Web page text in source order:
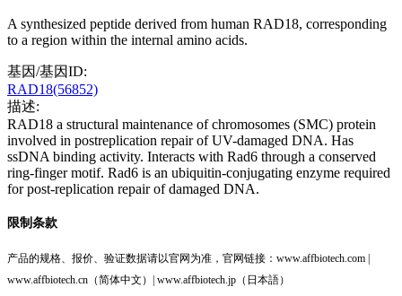
A synthesized peptide derived from human RAD18, corresponding
to a region within the internal amino acids.
基因/基因ID:
RAD18(56852)
描述:
RAD18 a structural maintenance of chromosomes (SMC) protein
involved in postreplication repair of UV-damaged DNA. Has
ssDNA binding activity. Interacts with Rad6 through a conserved
ring-finger motif. Rad6 is an ubiquitin-conjugating enzyme required
for post-replication repair of damaged DNA.
限制条款
产品的规格、报价、验证数据请以官网为准，官网链接：www.affbiotech.com |
www.affbiotech.cn（简体中文）| www.affbiotech.jp（日本語）